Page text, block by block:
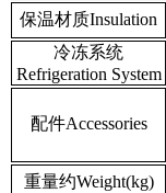
保温材质Insulation
冷冻系统
Refrigeration System
配件Accessories
重量约Weight(kg)